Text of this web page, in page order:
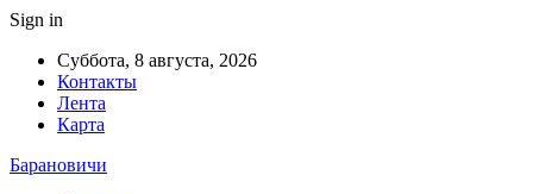
Sign in
Суббота, 8 августа, 2026
Контакты
Лента
Карта
Барановичи